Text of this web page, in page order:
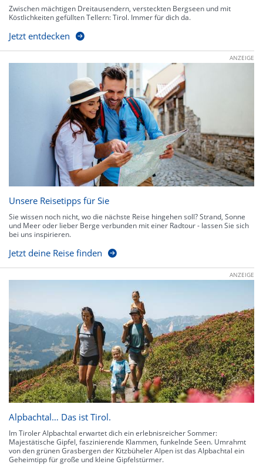
Zwischen mächtigen Dreitausendern, versteckten Bergseen und mit
Köstlichkeiten gefüllten Tellern: Tirol. Immer für dich da.
Jetzt entdecken
ANZEIGE
Unsere Reisetipps für Sie
Sie wissen noch nicht, wo die nächste Reise hingehen soll? Strand, Sonne
und Meer oder lieber Berge verbunden mit einer Radtour - lassen Sie sich
bei uns inspirieren.
Jetzt deine Reise finden
ANZEIGE
Alpbachtal… Das ist Tirol.
Im Tiroler Alpbachtal erwartet dich ein erlebnisreicher Sommer:
Majestätische Gipfel, faszinierende Klammen, funkelnde Seen. Umrahmt
von den grünen Grasbergen der Kitzbüheler Alpen ist das Alpbachtal ein
Geheimtipp für große und kleine Gipfelstürmer.